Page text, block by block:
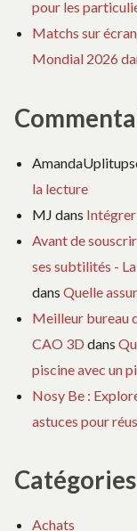
pour les
Matchs sur
Mondial 2026
la lecture
MJ dans
Avant de
ses subtilités -
dans Quelle
Meilleur bureau
CAO 3D dans
piscine avec un
Nosy Be :
astuces pour
Catégories
Achats